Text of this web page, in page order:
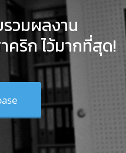
วมผลงาน
คริก ไว้มากที่สุด!